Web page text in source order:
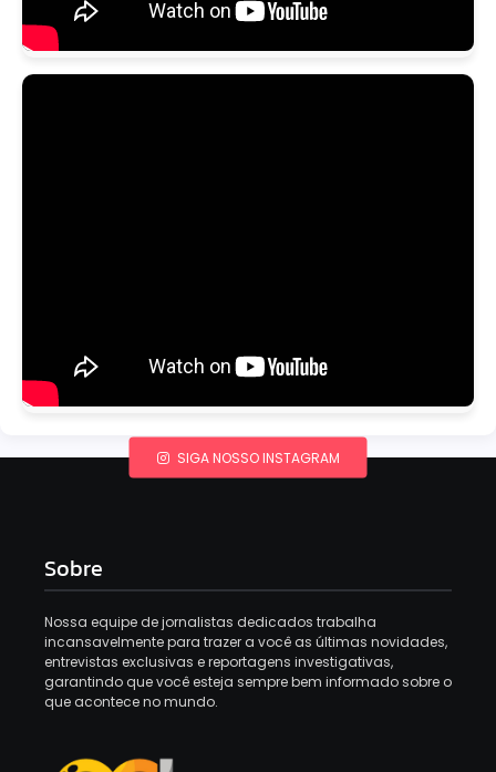
SIGA NOSSO INSTAGRAM
Sobre
Nossa equipe de jornalistas dedicados trabalha
incansavelmente para trazer a você as últimas novidades,
entrevistas exclusivas e reportagens investigativas,
garantindo que você esteja sempre bem informado sobre o
que acontece no mundo.